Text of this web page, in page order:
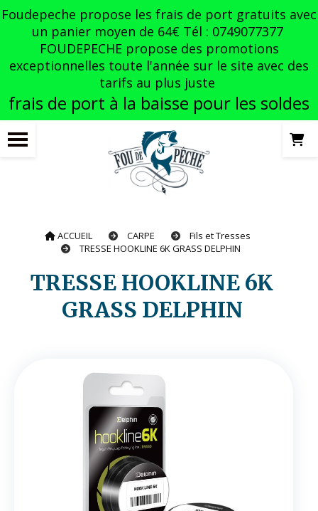
Foudepeche propose les frais de port gratuits avec
un panier moyen de 64€ Tél : 0749077377
FOUDEPECHE propose des promotions
exceptionnelles toute l'année sur le site avec des
tarifs au plus juste
frais de port à la baisse pour les soldes
ACCUEIL CARPE
Fils et Tresses
TRESSE HOOKLINE 6K GRASS DELPHIN
TRESSE HOOKLINE 6K
GRASS DELPHIN